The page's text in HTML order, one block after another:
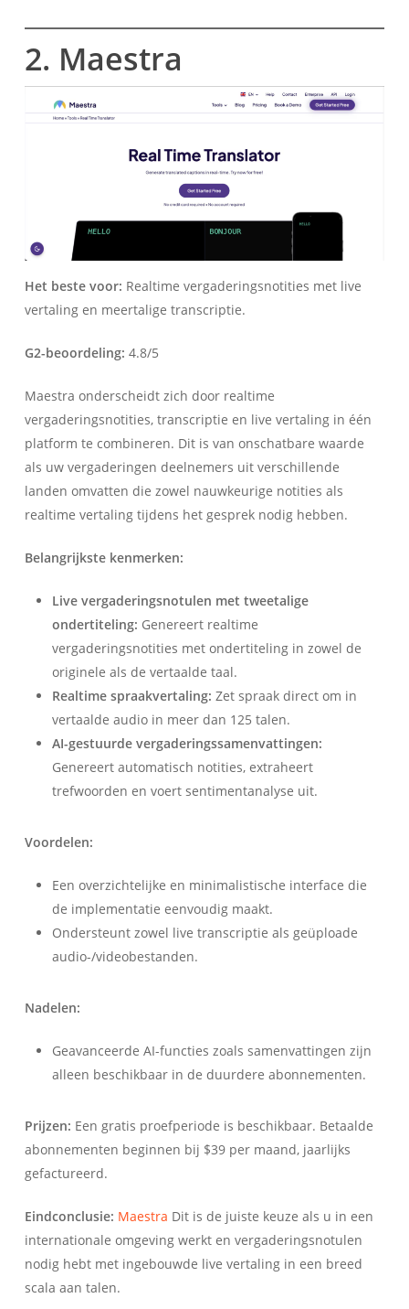
2. Maestra
Het beste voor: Realtime vergaderingsnotities met live
vertaling en meertalige transcriptie.
G2-beoordeling: 4.8/5
Maestra onderscheidt zich door realtime
vergaderingsnotities, transcriptie en live vertaling in één
platform te combineren. Dit is van onschatbare waarde
als uw vergaderingen deelnemers uit verschillende
landen omvatten die zowel nauwkeurige notities als
realtime vertaling tijdens het gesprek nodig hebben.
Belangrijkste kenmerken:
Live vergaderingsnotulen met tweetalige
ondertiteling: Genereert realtime
vergaderingsnotities met ondertiteling in zowel de
originele als de vertaalde taal.
Realtime spraakvertaling: Zet spraak direct om in
vertaalde audio in meer dan 125 talen.
AI-gestuurde vergaderingssamenvattingen:
Genereert automatisch notities, extraheert
trefwoorden en voert sentimentanalyse uit.
Voordelen:
Een overzichtelijke en minimalistische interface die
de implementatie eenvoudig maakt.
Ondersteunt zowel live transcriptie als geüploade
audio-/videobestanden.
Nadelen:
Geavanceerde AI-functies zoals samenvattingen zijn
alleen beschikbaar in de duurdere abonnementen.
Prijzen: Een gratis proefperiode is beschikbaar. Betaalde
abonnementen beginnen bij $39 per maand, jaarlijks
gefactureerd.
Eindconclusie: Maestra Dit is de juiste keuze als u in een
internationale omgeving werkt en vergaderingsnotulen
nodig hebt met ingebouwde live vertaling in een breed
scala aan talen.